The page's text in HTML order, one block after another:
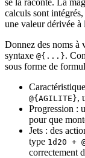
calculs sont
une valeur dérivée à
Donnez des noms à
syntaxe @{...}.
sous forme de
@{AGILITE},
Progression :
pour que
Jets : des
type 1d20 +
correctement